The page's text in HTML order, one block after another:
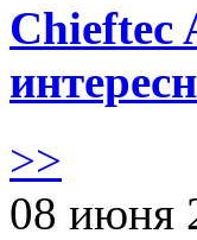
Chieftec
>>
08 июня